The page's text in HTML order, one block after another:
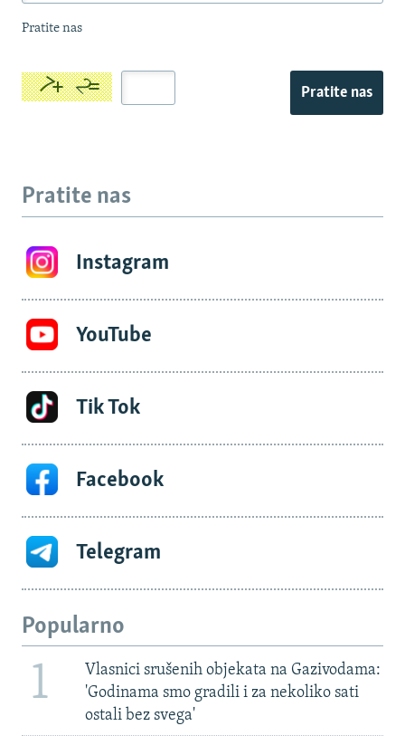
Pratite nas
Pratite nas
Pratite nas
Instagram
YouTube
Tik Tok
Facebook
Telegram
Popularno
1
Vlasnici srušenih objekata na Gazivodama:
'Godinama smo gradili i za nekoliko sati
ostali bez svega'